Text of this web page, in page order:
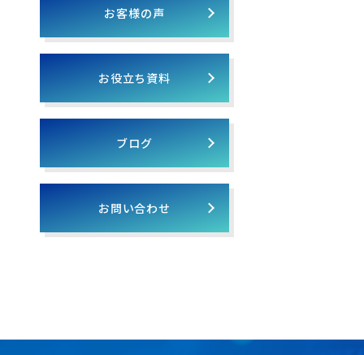
お客様の声
お役立ち資料
ブログ
お問い合わせ